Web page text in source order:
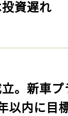
資遅れ
立。新車
以内に目